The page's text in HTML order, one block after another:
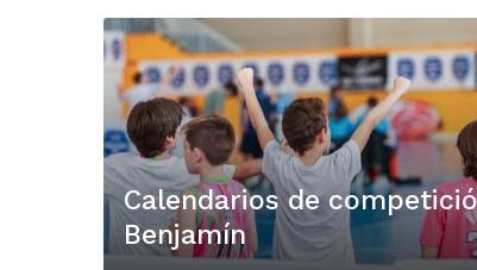
Calendarios de
Benjamín